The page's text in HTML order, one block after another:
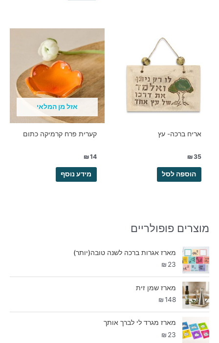
אריח ברכה- עץ
₪35
הוספה לסל
אזל מן המלאי
קערית פרח קרמיקה כתום
₪14
מידע נוסף
מוצרים פופולריים
מארז אגרות ברכה לשנה טובה(יותר)
₪ 23
מארז שמן זית
₪148
מארז מגרד לי לברך אותך
₪ 23